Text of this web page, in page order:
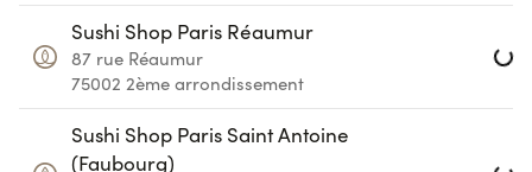
Sushi Shop Paris Réaumur
87 rue Réaumur
75002 2ème arrondissement
Sushi Shop Paris Saint Antoine
(Faubourg)